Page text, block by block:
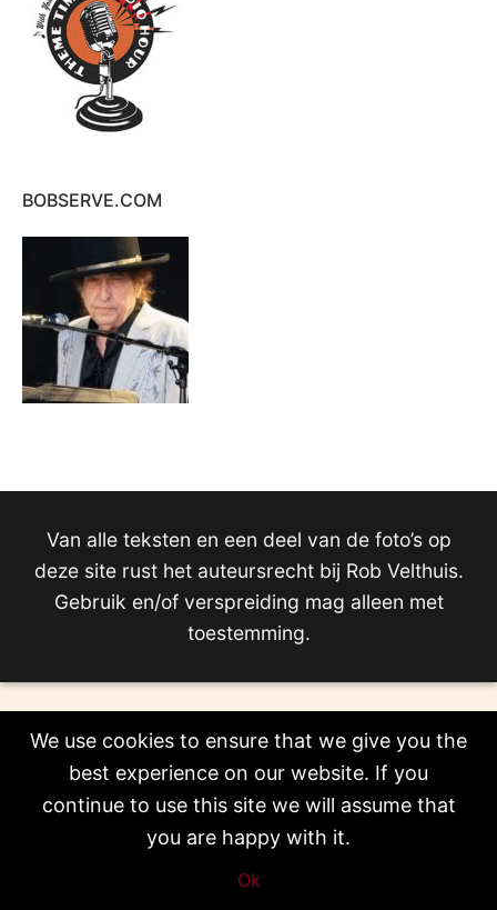
BOBSERVE.COM
Van alle teksten en een deel van de foto’s op
deze site rust het auteursrecht bij Rob Velthuis.
Gebruik en/of verspreiding mag alleen met
toestemming.
We use cookies to ensure that we give you the
best experience on our website. If you
continue to use this site we will assume that
you are happy with it.
Ok